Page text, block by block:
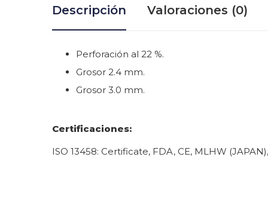
Descripción Valoraciones (0)
Perforación al 22 %.
Grosor 2.4 mm.
Grosor 3.0 mm.
Certificaciones:
ISO 13458: Certificate, FDA, CE, MLHW